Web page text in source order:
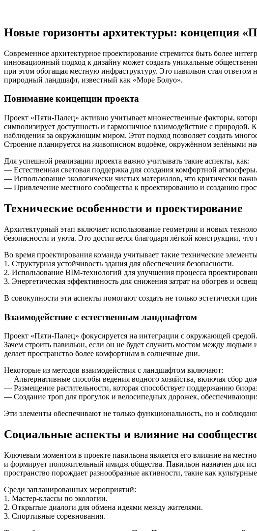
Новые горизонты архитектуры: концепция
Современное архитектурное проектирование стремится быть более
инновационный подход к дизайну может создать уникальные
при этом обогащая местную инфраструктуру. Это павильон стал
природный ландшафт, известный как «Море Болуо».
Понимание концепции проекта
Проект «Пяти-Палец» активно учитывает множественные факторы,
символизирует доступность и гармоничное взаимодействие с
наблюдения за окружающим миром. Этот подход позволяет создать
Строение планируется на живописном водоёме, окружённом зелёными
Для успешной реализации проекта важно учитывать такие аспекты, как:
— Естественная световая поддержка для создания комфортной атмосферы.
— Использование экологически чистых материалов, что критически
— Привлечение местного сообщества к проектированию и созданию
Технические особенности и проектирование
Архитектурный этап включает использование геометрии и новых
безопасности и уюта. Это достигается благодаря лёгкой конструкции,
Во время проектирования команда учитывает такие технические
1. Структурная устойчивость здания для обеспечения безопасности.
2. Использование BIM-технологий для улучшения процесса
3. Энергетическая эффективность для снижения затрат на обогрев и
В совокупности эти аспекты помогают создать не только эстетически
Взаимодействие с естественным ландшафтом
Проект «Пяти-Палец» фокусируется на интеграции с окружающей
Зачем строить павильон, если он не будет служить мостом между людьми
делает пространство более комфортным в солнечные дни.
Некоторые из методов взаимодействия с ландшафтом включают:
— Альтернативные способы ведения водного хозяйства, включая сбор
— Размещение растительности, которая способствует поддержанию
— Создание троп для прогулок и велосипедных дорожек,
Эти элементы обеспечивают не только функциональность, но и
Социальные аспекты и влияние на
Ключевым моментом в проекте павильона является его влияние на
и формирует положительный имидж общества. Павильон назначен для
пространство порождает разнообразные активности, такие как
Среди запланированных мероприятий:
1. Мастер-классы по экологии.
2. Открытые диалоги для обмена идеями между жителями.
3. Спортивные соревнования.